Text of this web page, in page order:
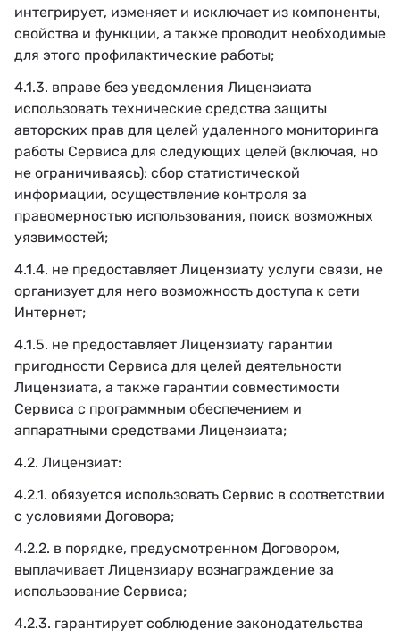
интегрирует, изменяет и исключает из компоненты,
свойства и функции, а также проводит необходимые
для этого профилактические работы;
4.1.3. вправе без уведомления Лицензиата
использовать технические средства защиты
авторских прав для целей удаленного мониторинга
работы Сервиса для следующих целей (включая, но
не ограничиваясь): сбор статистической
информации, осуществление контроля за
правомерностью использования, поиск возможных
уязвимостей;
4.1.4. не предоставляет Лицензиату услуги связи, не
организует для него возможность доступа к сети
Интернет;
4.1.5. не предоставляет Лицензиату гарантии
пригодности Сервиса для целей деятельности
Лицензиата, а также гарантии совместимости
Сервиса с программным обеспечением и
аппаратными средствами Лицензиата;
4.2. Лицензиат:
4.2.1. обязуется использовать Сервис в соответствии
с условиями Договора;
4.2.2. в порядке, предусмотренном Договором,
выплачивает Лицензиару вознаграждение за
использование Сервиса;
4.2.3. гарантирует соблюдение законодательства